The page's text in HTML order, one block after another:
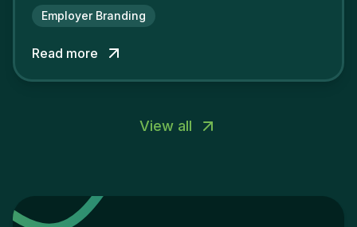
attractiveness and loyalty and makes their
Employer Branding
Read more
View all